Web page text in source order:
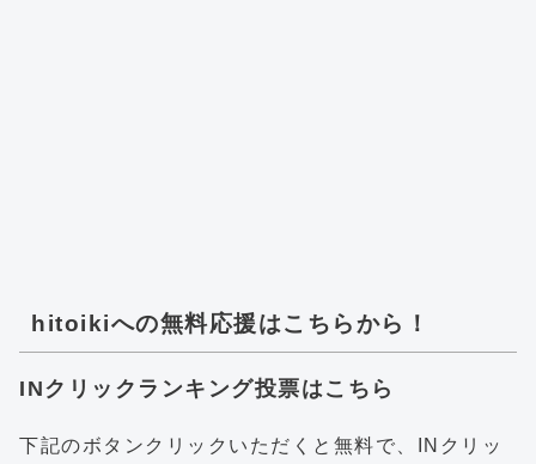
hitoikiへの無料応援はこちらから！
INクリックランキング投票はこちら
下記のボタンクリックいただくと無料で、INクリッ